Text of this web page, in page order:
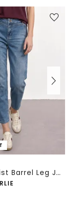
High Waist Barrel Leg Jeans im Loose Fit